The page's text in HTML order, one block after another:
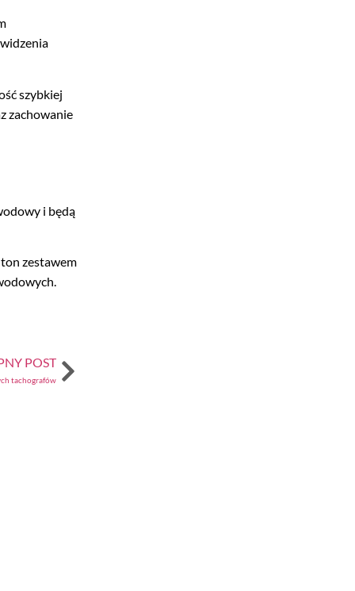
szybkiej
zachowanie
i będą
zestawem
POST
tachografów